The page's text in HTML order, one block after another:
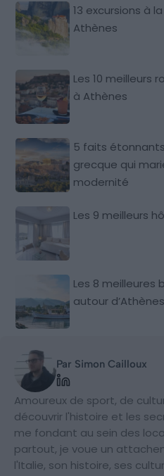
13 excursions à
Athènes
Les 10 meilleurs
à Athènes
5 faits
grecque qui
modernité
Les 9 meilleurs
Les 8 meilleures
autour d’Athènes
Par Simon Cailloux
Amoureux de sport, de
découvrir l'histoire et les
me fondant au sein des
partout, je voue un
l'Italie, son histoire, ses